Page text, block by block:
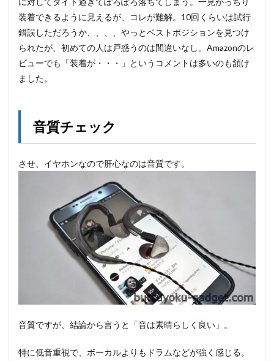
装着できるように見えるが、コレが難解。10回くらいは試行
錯誤しただろうか、、、、やっとベストポジションを見つけ
られたが、初めての人は戸惑うのは間違いなし。Amazonのレ
ビューでも「装着が・・・」というコメントは多いのも頷け
ました。
音質チェック
させ、イヤホンなので肝心なのは音質です。
音質ですが、結論から言うと「音は素晴らしく良い」。
特に低音重視で、ボーカルよりもドラムなどが強く感じる。